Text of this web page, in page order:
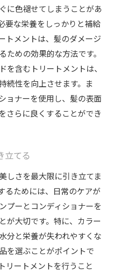
るケアのポイント
を保つ方法
理想のカラーを
守る補修方法
える養分補修
小限にするケア
髪の復元力を強化
を美しく保つ
ラーの輝きを保つ
の色を引き立てる
めの養分補修
艶やかな髪を実現
を向上させるケア
ることで色持ちアップ
に色褪せてしまうことがあ
要な栄養をしっかりと補給
トメントは、髪のダメージ
ための効果的な方法です。
を含むトリートメントは、
続性を向上させます。ま
ョナーを使用し、髪の表面
さらに良くすることができ
立てる
しさを最大限に引き立てま
るためには、日常のケアが
プーとコンディショナーを
が大切です。特に、カラー
分と栄養が失われやすくな
を選ぶことがポイントで
リートメントを行うこと